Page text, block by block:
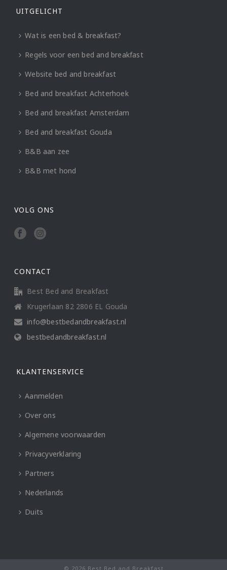
UITGELICHT
Wat is een bed & breakfast?
Regels voor een bed and breakfast
Website bed and breakfast
Bed and breakfast Achterhoek
Bed and breakfast Amsterdam
Bed and breakfast Gouda
B&B aan zee
B&B met hond
VOLG ONS
CONTACT
Best Bed and Breakfast
Krugerlaan 82 2806 EL Gouda
info@bestbedandbreakfast.nl
bestbedandbreakfast.nl
KLANTENSERVICE
Aanmelden
Over ons
Algemene voorwaarden
Privacyverklaring
Partners
Nederlands
Duits
© 2026 Best Bed and Breakfast